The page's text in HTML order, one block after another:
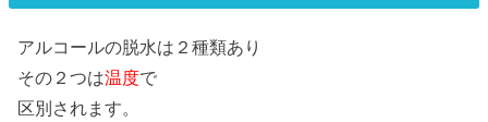
アルコールの脱水は２種類あり
その２つは温度で
区別されます。